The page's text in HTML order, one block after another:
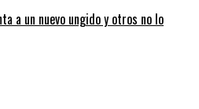
a un nuevo ungido y otros no lo